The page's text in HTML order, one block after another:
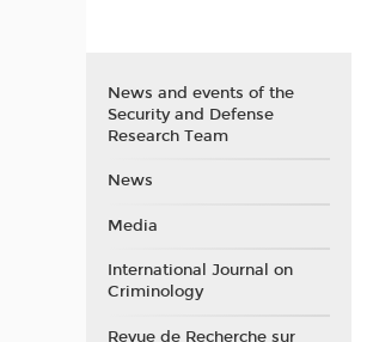
News and events of the
Security and Defense
Research Team
News
Media
International Journal on
Criminology
Revue de Recherche sur